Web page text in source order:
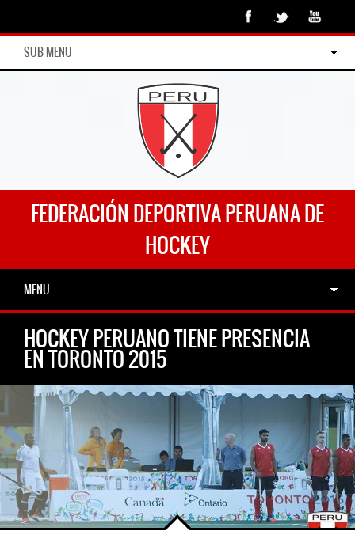
SUB MENU
FEDERACIÓN DEPORTIVA PERUANA DE
HOCKEY
MENU
HOCKEY PERUANO TIENE PRESENCIA
EN TORONTO 2015